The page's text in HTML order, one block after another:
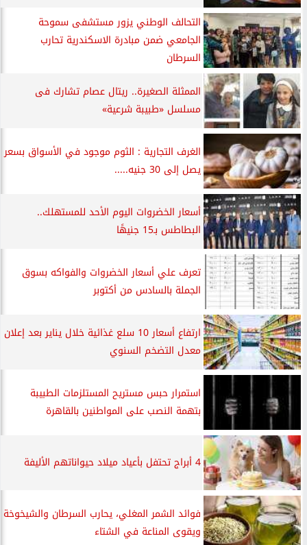
التحالف الوطني يزور مستشفى سموحة
الجامعي ضمن مبادرة الاسكندرية تحارب
السرطان
الممثلة الصغيرة.. ريتال عصام تشارك فى
مسلسل «طبيبة شرعية»
الغرف التجارية : الثوم موجود في الأسواق بسعر
يصل إلى 30 جنيه.....
أسعار الخضروات اليوم الأحد للمستهلك..
البطاطس بـ15 جنيهًا
تعرف علي أسعار الخضروات والفواكه بسوق
الجملة بالسادس من أكتوبر
ارتفاع أسعار 10 سلع غذائية خلال يناير بعد إعلان
معدل التضخم السنوي
استمرار حبس مستريح المستلزمات الطبيبة
بتهمة النصب على المواطنين بالقاهرة
4 أبراج تحتفل بأعياد ميلاد حيواناتهم الأليفة
فوائد الشمر المغلي، يحارب السرطان والشيخوخة
ويقوى المناعة في الشتاء